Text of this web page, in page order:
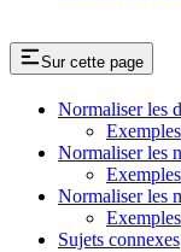
Sur cette page
Normaliser les
Exemples
Normaliser les
Exemples
Normaliser les
Exemples
Sujets connexes